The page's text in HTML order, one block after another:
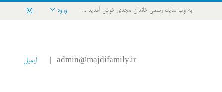
به وب سایت رسمی خاندان مجدی خوش آمدید ... ورود
admin@majdifamily.ir ایمیل